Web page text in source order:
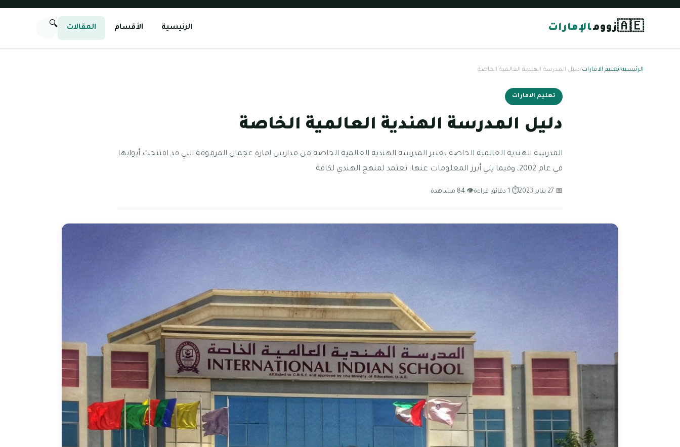
🇦🇪زوومالإمارات الرئيسية الأقسام المقالات 🔍
الرئيسية/تعليم الامارات/دليل المدرسة الهندية العالمية الخاصة
تعليم الامارات
دليل المدرسة الهندية العالمية الخاصة
المدرسة الهندية العالمية الخاصة تعتبر المدرسة الهندية العالمية الخاصة من مدارس إمارة عجمان المرموقة التي قد افتتحت أبوابها
في عام 2002، وفيما يلي أبرز المعلومات عنها: تعتمد لمنهج الهندي لكافة
📅 27 يناير 2023 ⏱ 1 دقائق قراءة 👁 84 مشاهدة